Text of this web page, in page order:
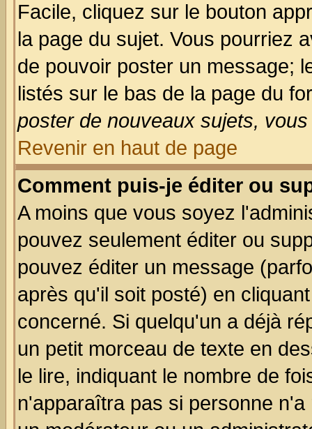
Facile, cliquez sur le bouton
la page du sujet. Vous pourriez
de pouvoir poster un message;
listés sur le bas de la page du
poster de nouveaux sujets,
Revenir en haut de page
Comment puis-je éditer ou
A moins que vous soyez
pouvez seulement éditer ou
pouvez éditer un message
après qu'il soit posté) en
concerné. Si quelqu'un a déjà
un petit morceau de texte en
le lire, indiquant le nombre de
n'apparaîtra pas si personne